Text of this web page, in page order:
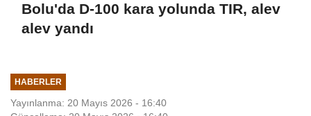
Bolu'da D-100 kara yolunda TIR, alev
alev yandı
HABERLER
Yayınlanma: 20 Mayıs 2026 - 16:40